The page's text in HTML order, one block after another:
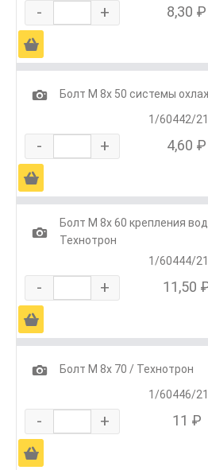
- + 8,30 ₽
Ä
1
Болт М 8х 50 системы
1/60442/21
- + 4,60 ₽
Ä
1
Болт М 8х 60 крепления
Технотрон
1/60444/21
- + 11,50
Ä
1
Болт М 8х 70 / Технотрон
1/60446/21
- + 11 ₽
Ä